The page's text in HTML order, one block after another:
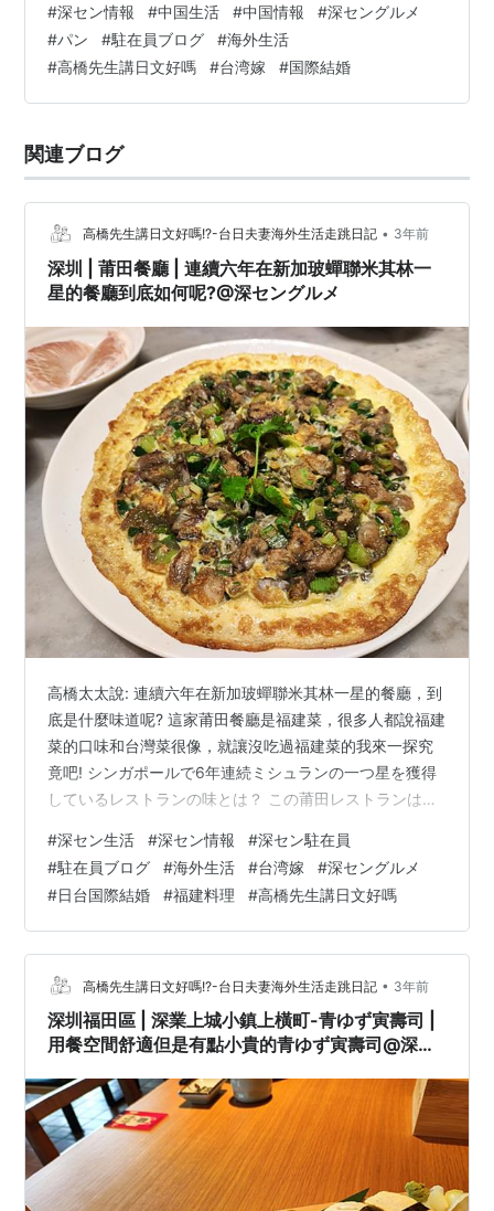
か、上海と広州にも支店もあります！ 這家位於萬象天地
B1樓的PAPER STONE BAKERY,我覺得在深圳各家分店中,
算是空間比較小的!但是這家萬象天地的PAPER STONE是
科技園麵包甜點排行榜上有名的喔! 萬象天地の地下1階に
#深セン情報 #中国生活 #中国情報 #深セングルメ
#パン #駐在員ブログ #海外生活
#高橋先生講日文好嗎 #台湾嫁 #国際結婚
関連ブログ
高橋先生講日文好嗎!?-台日夫妻海外生活走跳日記 • 3年前
深圳 | 莆田餐廳 | 連續六年在新加玻蟬聯米其林一
星的餐廳到底如何呢?@深セングルメ
高橋太太說: 連續六年在新加玻蟬聯米其林一星的餐廳，到
底是什麼味道呢? 這家莆田餐廳是福建菜，很多人都說福建
菜的口味和台灣菜很像，就讓沒吃過福建菜的我來一探究
竟吧! シンガポールで6年連続ミシュランの一つ星を獲得
しているレストランの味とは？ この莆田レストランは、
供しています！ 莆田餐廳的門口有擺放可愛的透明椅，方
便等待的客人休息，店員也會很親切的詢問需不需要喝點
茶~~我覺得這樣的服務蠻貼心的! レストラン「莆田」の
入り口には、待っているゲストが休めるように、透明の
かわいい椅子が置かれている。スタッフはとても親切
で、お茶でもいかがですかと声をか…
#深セン生活 #深セン情報 #深セン駐在員
#駐在員ブログ #海外生活 #台湾嫁 #深セングルメ
#日台国際結婚 #福建料理 #高橋先生講日文好嗎
高橋先生講日文好嗎!?-台日夫妻海外生活走跳日記 • 3年前
深圳福田區 | 深業上城小鎮上橫町-青ゆず寅壽司 |
用餐空間舒適但是有點小貴的青ゆず寅壽司@深セ